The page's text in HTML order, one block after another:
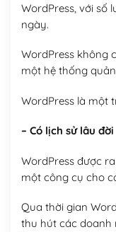
WordPress, với số
ngày.
WordPress không
một hệ thống
WordPress là một
– Có lịch sử lâu đời
WordPress được
một công cụ cho
Qua thời gian
thu hút các doanh